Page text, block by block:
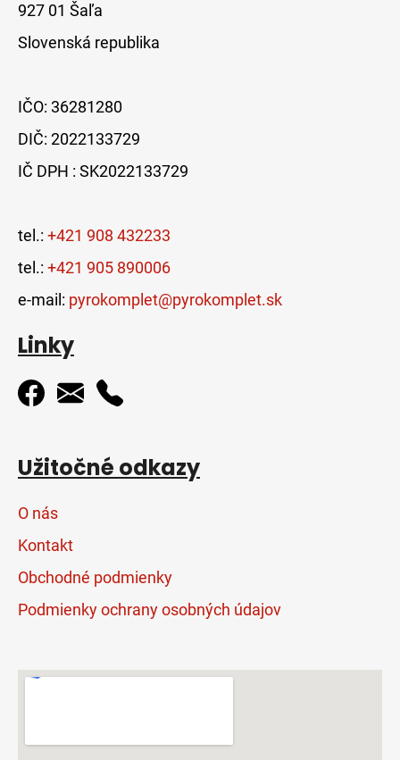
927 01 Šaľa
Slovenská republika
IČO: 36281280
DIČ: 2022133729
IČ DPH : SK2022133729
tel.: +421 908 432233
tel.: +421 905 890006
e-mail: pyrokomplet@pyrokomplet.sk
Linky
Užitočné odkazy
O nás
Kontakt
Obchodné podmienky
Podmienky ochrany osobných údajov